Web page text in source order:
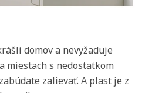
domov a nevyžaduje
miestach s nedostatkom
zalievať. A plast je z